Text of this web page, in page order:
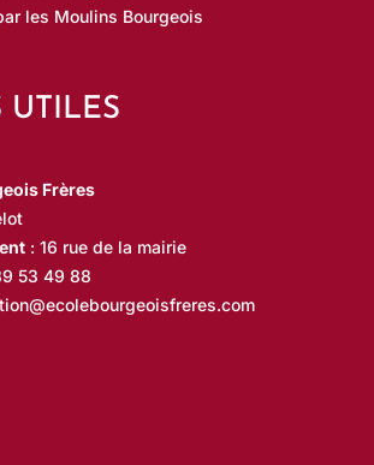
les Moulins Bourgeois
UTILES
Frères
: 16 rue de la mairie
53 49 88